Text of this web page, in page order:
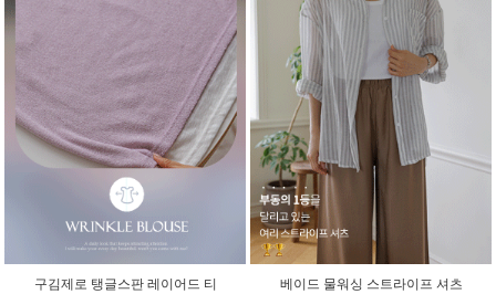
구김제로 탱글스판 레이어드 티 베이드 물워싱 스트라이프 셔츠